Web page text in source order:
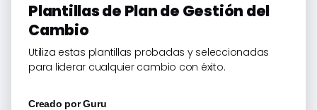
Plantillas de Plan de Gestión del
Cambio
Utiliza estas plantillas probadas y seleccionadas
para liderar cualquier cambio con éxito.
Creado porGuru